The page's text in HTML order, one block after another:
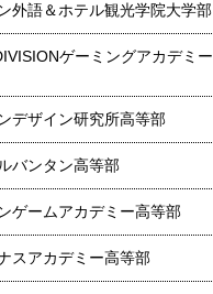
外語＆ホテル観光学院大学部
ゲーミングアカデミー
デザイン研究所高等部
バンタン高等部
ゲームアカデミー高等部
スアカデミー高等部